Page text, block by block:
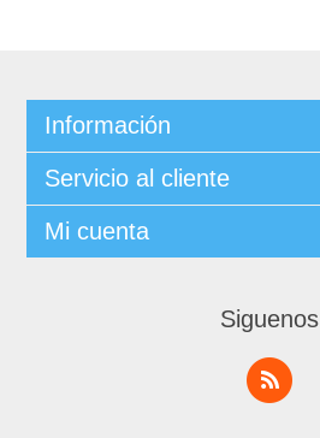
Información
Servicio al cliente
Mi cuenta
Siguenos